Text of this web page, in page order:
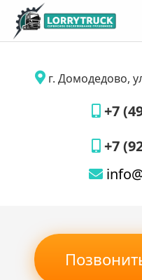
г. Домодедово,
+7
+7